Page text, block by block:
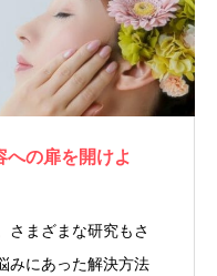
への扉を開けよ
さまざまな研究もさ
みにあった解決方法